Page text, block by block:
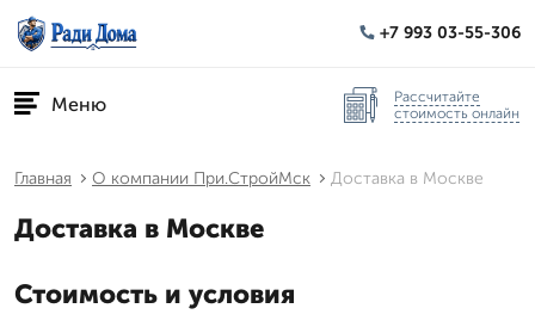
+7 993 03-55-306
Меню
Рассчитайте
стоимость онлайн
Главная О компании При.СтройМск Доставка в Москве
Доставка в Москве
Стоимость и условия